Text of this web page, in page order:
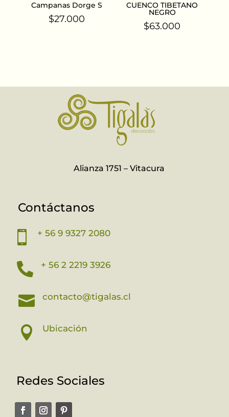
Campanas Dorge S
$27.000
CUENCO TIBETANO
NEGRO
$63.000
Alianza 1751 – Vitacura
Contáctanos
 + 56 9 9327 2080
 + 56 2 2219 3926
 contacto@tigalas.cl
 Ubicación
Redes Sociales